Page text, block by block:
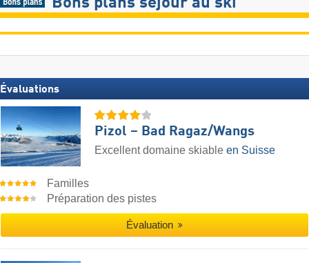
Bons plans séjour au ski
Évaluations
Pizol – Bad Ragaz/​Wangs
Excellent domaine skiable en Suisse
Familles
Préparation des pistes
Évaluation